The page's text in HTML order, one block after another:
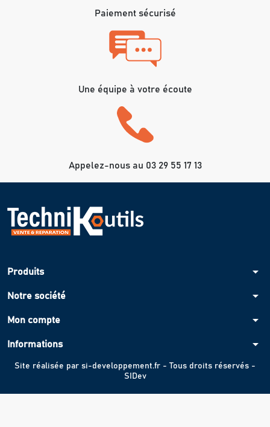
Paiement sécurisé
Une équipe à votre écoute
Appelez-nous au 03 29 55 17 13
Produits arrow_drop_down
Notre société arrow_drop_down
Mon compte arrow_drop_down
Informations arrow_drop_down
Site réalisée par si-developpement.fr - Tous droits réservés -
SIDev